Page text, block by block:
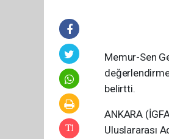
Memur-Sen
belirtti.
ANKARA
Uluslararası